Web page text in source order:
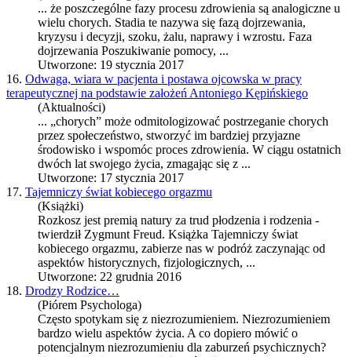
... że poszczególne fazy procesu zdrowienia są analogiczne u
wielu chorych. Stadia te nazywa się fazą dojrzewania,
kryzysu i decyzji, szoku, żalu, naprawy i wzrostu. Faza
dojrzewania Poszukiwanie pomocy, ...
Utworzone: 19 stycznia 2017
16. Odwaga, wiara w pacjenta i postawa ojcowska w pracy
terapeutycznej na podstawie założeń Antoniego Kępińskiego
(Aktualności)
... „chorych” może odmitologizować postrzeganie chorych
przez społeczeństwo, stworzyć im bardziej przyjazne
środowisko i wspomóc proces zdrowienia. W ciągu ostatnich
dwóch lat swojego życia, zmagając się z ...
Utworzone: 17 stycznia 2017
17. Tajemniczy świat kobiecego orgazmu
(Książki)
Rozkosz jest premią natury za trud płodzenia i rodzenia -
twierdził Zygmunt Freud. Książka Tajemniczy świat
kobiecego orgazmu, zabierze nas w podróż zaczynając od
aspektów historycznych, fizjologicznych, ...
Utworzone: 22 grudnia 2016
18. Drodzy Rodzice…
(Piórem Psychologa)
Często spotykam się z niezrozumieniem. Niezrozumieniem
bardzo wielu aspektów życia. A co dopiero mówić o
potencjalnym niezrozumieniu dla zaburzeń psychicznych?